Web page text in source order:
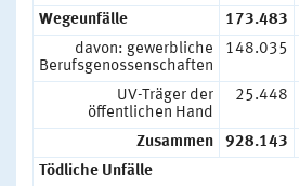
Wegeunfälle 173.483
davon: gewerbliche
Berufsgenossenschaften
148.035
UV-Träger der
öffentlichen Hand
25.448
Zusammen 928.143
Tödliche Unfälle